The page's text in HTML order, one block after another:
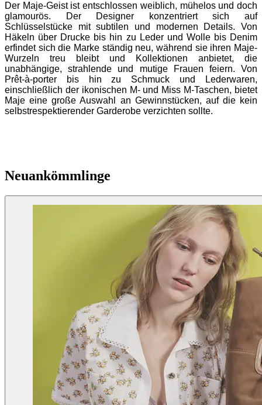
Der Maje-Geist ist entschlossen weiblich, mühelos und doch
glamourös. Der Designer konzentriert sich auf
Schlüsselstücke mit subtilen und modernen Details. Von
Häkeln über Drucke bis hin zu Leder und Wolle bis Denim
erfindet sich die Marke ständig neu, während sie ihren Maje-
Wurzeln treu bleibt und Kollektionen anbietet, die
unabhängige, strahlende und mutige Frauen feiern. Von
Prêt-à-porter bis hin zu Schmuck und Lederwaren,
einschließlich der ikonischen M- und Miss M-Taschen, bietet
Maje eine große Auswahl an Gewinnstücken, auf die kein
selbstrespektierender Garderobe verzichten sollte.
Neuankömmlinge